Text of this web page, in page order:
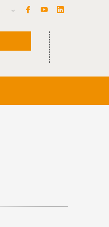
Facebook
YoutubeLinkedIn